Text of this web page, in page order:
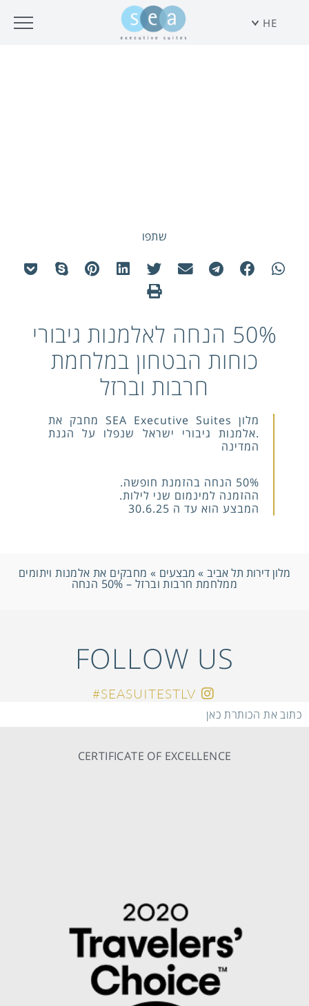
HE
שתפו
50% הנחה לאלמנות גיבורי
כוחות הבטחון במלחמת
חרבות וברזל
מלון SEA Executive Suites מחבק את
.אלמנות גיבורי ישראל שנפלו על הגנת
המדינה
50% הנחה בהזמנת חופשה.
ההזמנה למינמום שני לילות.
המבצע הוא עד ה 30.6.25
מלון דירות תל אביב » מבצעים » מחבקים את אלמנות ויתומים
ממלחמת חרבות וברזל – 50% הנחה
FOLLOW US
SEASUITESTLV#
כתוב את הכותרת כאן
CERTIFICATE OF EXCELLENCE